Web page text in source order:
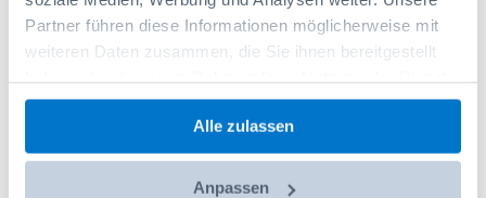
Partner führen diese Informationen möglicherweise mit
weiteren Daten zusammen, die Sie ihnen bereitgestellt
gesammelt haben.
Alle zulassen
Anpassen